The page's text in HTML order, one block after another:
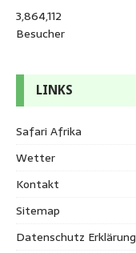
3,864,112
Besucher
LINKS
Safari Afrika
Wetter
Kontakt
Sitemap
Datenschutz Erklärung